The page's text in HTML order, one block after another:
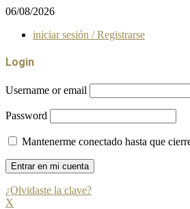
06/08/2026
iniciar sesión / Registrarse
Login
Username or email
Password
Mantenerme conectado hasta que
¿Olvidaste la clave?
X